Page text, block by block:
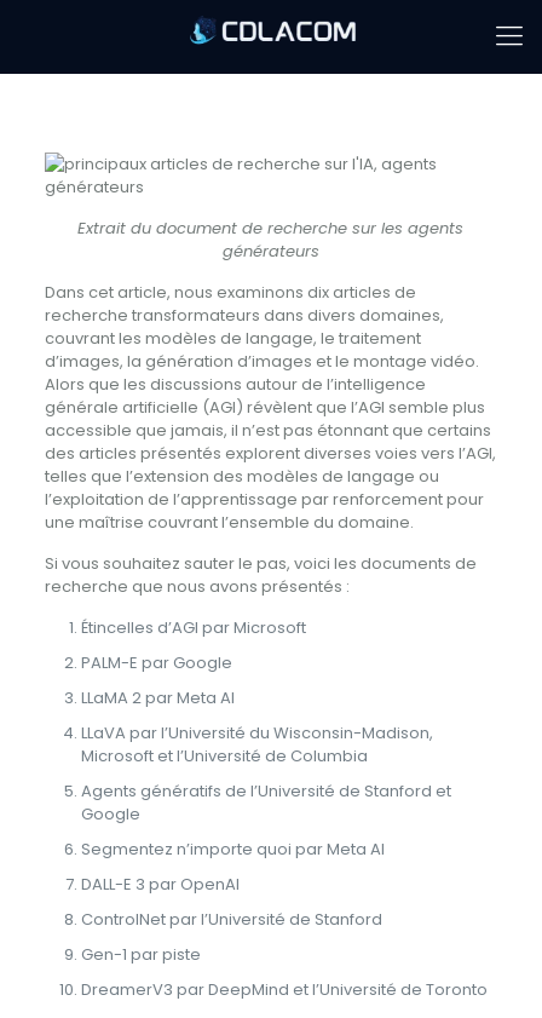
Extrait du document de recherche sur les agents
générateurs
Dans cet article, nous examinons dix articles de
recherche transformateurs dans divers domaines,
couvrant les modèles de langage, le traitement
d’images, la génération d’images et le montage vidéo.
Alors que les discussions autour de l’intelligence
générale artificielle (AGI) révèlent que l’AGI semble plus
accessible que jamais, il n’est pas étonnant que certains
des articles présentés explorent diverses voies vers l’AGI,
telles que l’extension des modèles de langage ou
l’exploitation de l’apprentissage par renforcement pour
une maîtrise couvrant l’ensemble du domaine.
Si vous souhaitez sauter le pas, voici les documents de
recherche que nous avons présentés :
Étincelles d’AGI par Microsoft
PALM-E par Google
LLaMA 2 par Meta AI
LLaVA par l’Université du Wisconsin-Madison,
Microsoft et l’Université de Columbia
Agents génératifs de l’Université de Stanford et
Google
Segmentez n’importe quoi par Meta AI
DALL-E 3 par OpenAI
ControlNet par l’Université de Stanford
Gen-1 par piste
DreamerV3 par DeepMind et l’Université de Toronto